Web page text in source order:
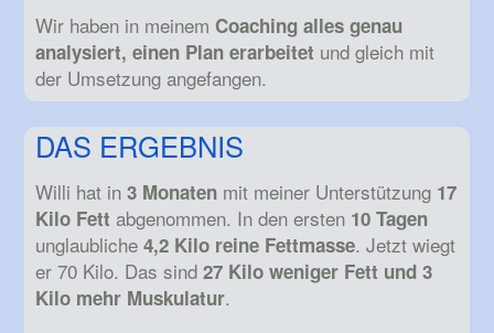
Wir haben in meinemCoaching alles genau
analysiert, einen Plan erarbeitet und gleich mit
der Umsetzung angefangen.
DAS ERGEBNIS
Willi hat in3 Monaten mit meiner Unterstützung 17
Kilo Fett abgenommen. In den ersten 10 Tagen
unglaubliche4,2 Kilo reine Fettmasse. Jetzt wiegt
er 70 Kilo. Das sind27 Kilo weniger Fett und 3
Kilo mehr Muskulatur.